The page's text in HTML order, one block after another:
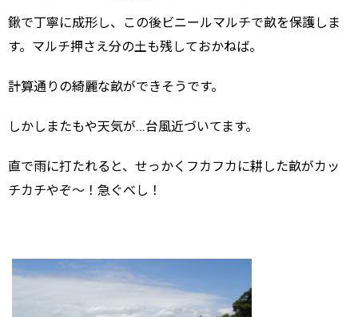
鍬で丁寧に成形し、この後ビニールマルチで畝を保護しま
す。マルチ押さえ分の土も残しておかねば。
計算通りの綺麗な畝ができそうです。
しかしまたもや天気が…台風近づいてます。
直で雨に打たれると、せっかくフカフカに耕した畝がカッ
チカチやぞ～！急ぐべし！